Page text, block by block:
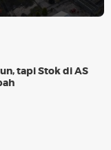
tapi Stok di AS